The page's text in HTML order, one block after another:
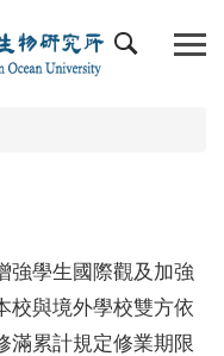
強學生國際觀及加強
校與境外學校雙方依
滿累計規定修業期限